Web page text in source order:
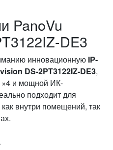
PanoVu
DE3
инновационную IP-
DS-2PT3122IZ-DE3,
и мощной ИК-
подходит для
внутри помещений, так